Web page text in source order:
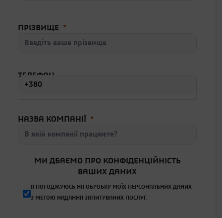
ПРІЗВИЩЕ
ТЕЛЕФОН
НАЗВА КОМПАНІЇ
МИ ДБАЄМО ПРО КОНФІДЕНЦІЙНІСТЬ
ВАШИХ ДАНИХ
Я ПОГОДЖУЮСЬ НА ОБРОБКУ МОЇХ ПЕРСОНАЛЬНИХ ДАНИХ
З МЕТОЮ НАДАННЯ ЗАПИТУВАНИХ ПОСЛУГ.